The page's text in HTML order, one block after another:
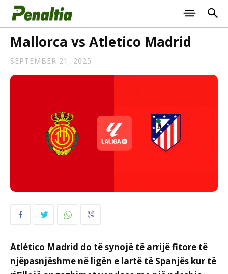
Mallorca vs Atletico Madrid
SEPTEMBER 21, 2025
Atlético Madrid do të synojë të arrijë fitore të
njëpasnjëshme në ligën e lartë të Spanjës kur të